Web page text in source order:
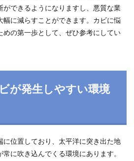
ができるようになりますし、悪質な業
に減らすことができます。カビに悩
めの第一歩として、ぜひ参考にしてい
が発生しやすい環境
に位置しており、太平洋に突き出た地
に吹き込んでくる環境にあります。